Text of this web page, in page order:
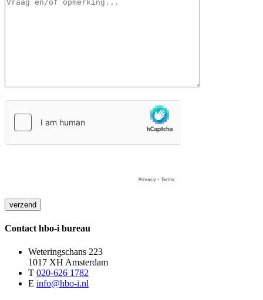
Contact hbo-i bureau
Weteringschans 223
1017 XH Amsterdam
T 020-626 1782
E info@hbo-i.nl